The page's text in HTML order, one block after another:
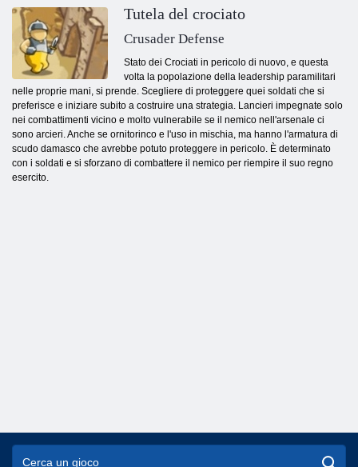
Tutela del crociato
Crusader Defense
Stato dei Crociati in pericolo di nuovo, e questa
volta la popolazione della leadership paramilitari
nelle proprie mani, si prende. Scegliere di proteggere quei soldati che si
preferisce e iniziare subito a costruire una strategia. Lancieri impegnate solo
nei combattimenti vicino e molto vulnerabile se il nemico nell'arsenale ci
sono arcieri. Anche se ornitorinco e l'uso in mischia, ma hanno l'armatura di
scudo damasco che avrebbe potuto proteggere in pericolo. È determinato
con i soldati e si sforzano di combattere il nemico per riempire il suo regno
esercito.